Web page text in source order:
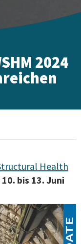
2024
Health
10. bis 13. Juni